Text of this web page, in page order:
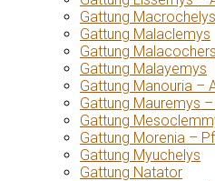
Gattung
Gattung Malaclemys
Gattung
Gattung Malayemys
Gattung Manouria –
Gattung Mauremys
Gattung
Gattung Morenia –
Gattung Myuchelys
Gattung Natator